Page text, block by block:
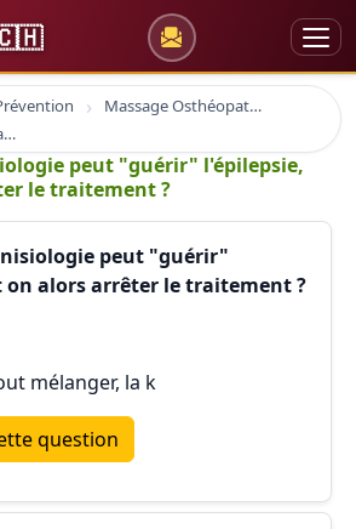
Massage Osthéopathie Kinésiologie
Kinesitherapie et massage
peut "guérir" l'épilepsie,
le traitement ?
peut "guérir"
on alors arrêter le traitement ?
mélanger, la k
question